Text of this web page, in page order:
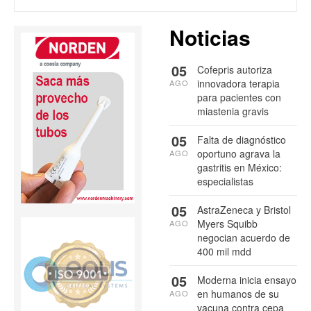
Noticias
Cofepris autoriza
innovadora terapia
para pacientes con
miastenia gravis
05
AGO
Falta de diagnóstico
oportuno agrava la
gastritis en México:
especialistas
05
AGO
AstraZeneca y Bristol
Myers Squibb
negocian acuerdo de
400 mil mdd
05
AGO
Moderna inicia ensayo
en humanos de su
vacuna contra cepa
05
AGO